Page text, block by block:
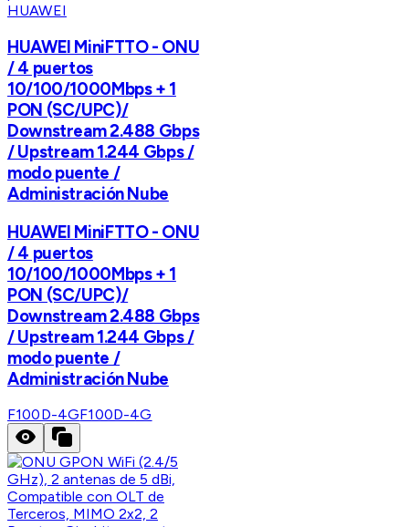
HUAWEI
HUAWEI MiniFTTO - ONU
/ 4 puertos
10/100/1000Mbps + 1
PON (SC/UPC)/
Downstream 2.488 Gbps
/ Upstream 1.244 Gbps /
modo puente /
Administración Nube
HUAWEI MiniFTTO - ONU
/ 4 puertos
10/100/1000Mbps + 1
PON (SC/UPC)/
Downstream 2.488 Gbps
/ Upstream 1.244 Gbps /
modo puente /
Administración Nube
F100D-4GF100D-4G